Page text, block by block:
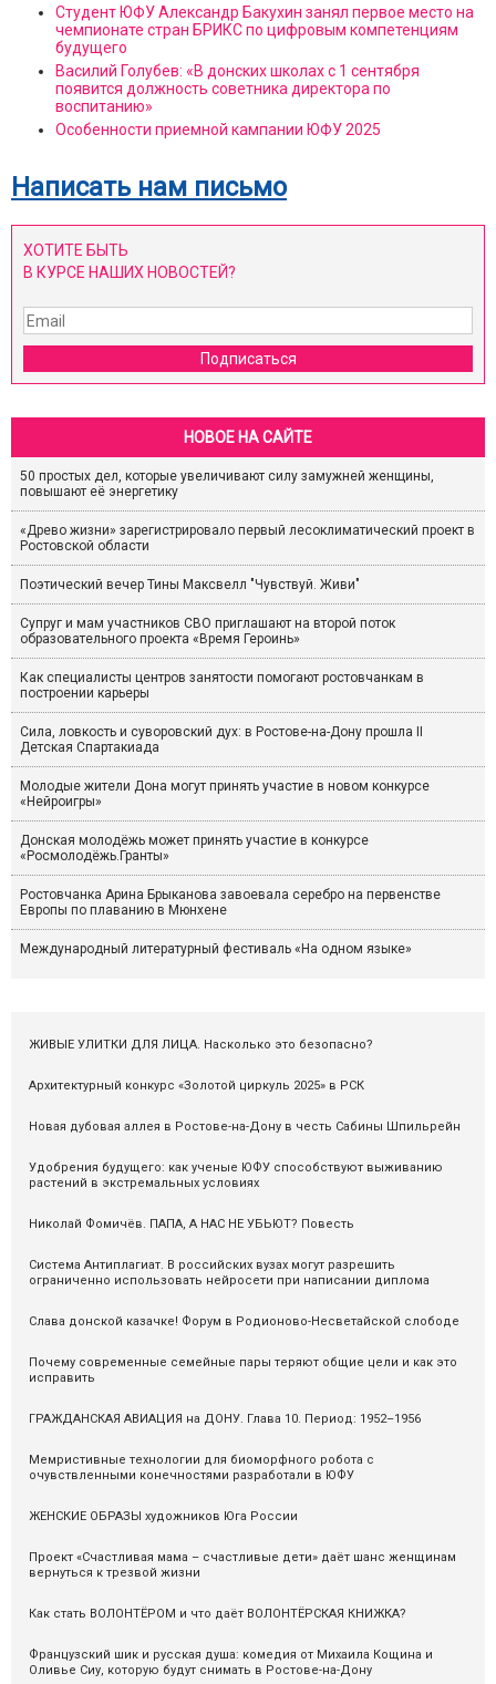
Студент ЮФУ Александр Бакухин занял первое место на
чемпионате стран БРИКС по цифровым компетенциям
будущего
Василий Голубев: «В донских школах с 1 сентября
появится должность советника директора по
воспитанию»
Особенности приемной кампании ЮФУ 2025
Написать нам письмо
ХОТИТЕ БЫТЬ
В КУРСЕ НАШИХ НОВОСТЕЙ?
Подписаться
НОВОЕ НА САЙТЕ
50 простых дел, которые увеличивают силу замужней женщины,
повышают её энергетику
«Древо жизни» зарегистрировало первый лесоклиматический проект в
Ростовской области
Поэтический вечер Тины Максвелл "Чувствуй. Живи"
Супруг и мам участников СВО приглашают на второй поток
образовательного проекта «Время Героинь»
Как специалисты центров занятости помогают ростовчанкам в
построении карьеры
Сила, ловкость и суворовский дух: в Ростове-на-Дону прошла II
Детская Спартакиада
Молодые жители Дона могут принять участие в новом конкурсе
«Нейроигры»
Донская молодёжь может принять участие в конкурсе
«Росмолодёжь.Гранты»
Ростовчанка Арина Брыканова завоевала серебро на первенстве
Европы по плаванию в Мюнхене
Международный литературный фестиваль «На одном языке»
ЖИВЫЕ УЛИТКИ ДЛЯ ЛИЦА. Насколько это безопасно?
Архитектурный конкурс «Золотой циркуль 2025» в РСК
Новая дубовая аллея в Ростове-на-Дону в честь Сабины Шпильрейн
Удобрения будущего: как ученые ЮФУ способствуют выживанию
растений в экстремальных условиях
Николай Фомичёв. ПАПА, А НАС НЕ УБЬЮТ? Повесть
Система Антиплагиат. В российских вузах могут разрешить
ограниченно использовать нейросети при написании диплома
Слава донской казачке! Форум в Родионово-Несветайской слободе
Почему современные семейные пары теряют общие цели и как это
исправить
ГРАЖДАНСКАЯ АВИАЦИЯ на ДОНУ. Глава 10. Период: 1952–1956
Мемристивные технологии для биоморфного робота с
очувствленными конечностями разработали в ЮФУ
ЖЕНСКИЕ ОБРАЗЫ художников Юга России
Проект «Счастливая мама – счастливые дети» даёт шанс женщинам
вернуться к трезвой жизни
Как стать ВОЛОНТЁРОМ и что даёт ВОЛОНТЁРСКАЯ КНИЖКА?
Французский шик и русская душа: комедия от Михаила Кощина и
Оливье Сиу, которую будут снимать в Ростове-на-Дону